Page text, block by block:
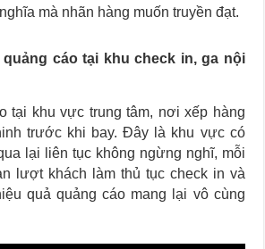
mà nhãn hàng muốn truyền đạt.
quảng cáo tại khu check in, ga nội
tại khu vực trung tâm, nơi xếp hàng
trước khi bay. Đây là khu vực có
lại liên tục không ngừng nghĩ, mỗi
lượt khách làm thủ tục check in và
quả quảng cáo mang lại vô cùng